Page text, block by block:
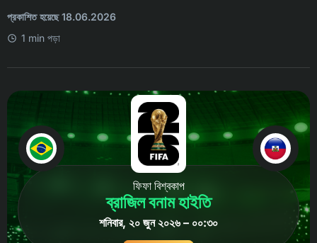
প্রকাশিত হয়েছে 18.06.2026
1 min পড়া
ফিফা বিশ্বকাপ
ব্রাজিল বনাম হাইতি
শনিবার, ২০ জুন ২০২৬ – ০০:৩০